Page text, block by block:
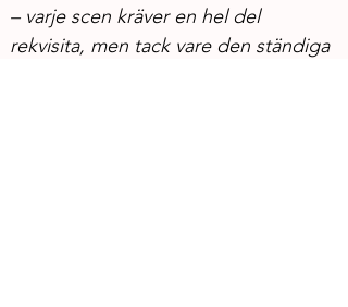
– varje scen kräver en hel del
rekvisita, men tack vare den ständiga